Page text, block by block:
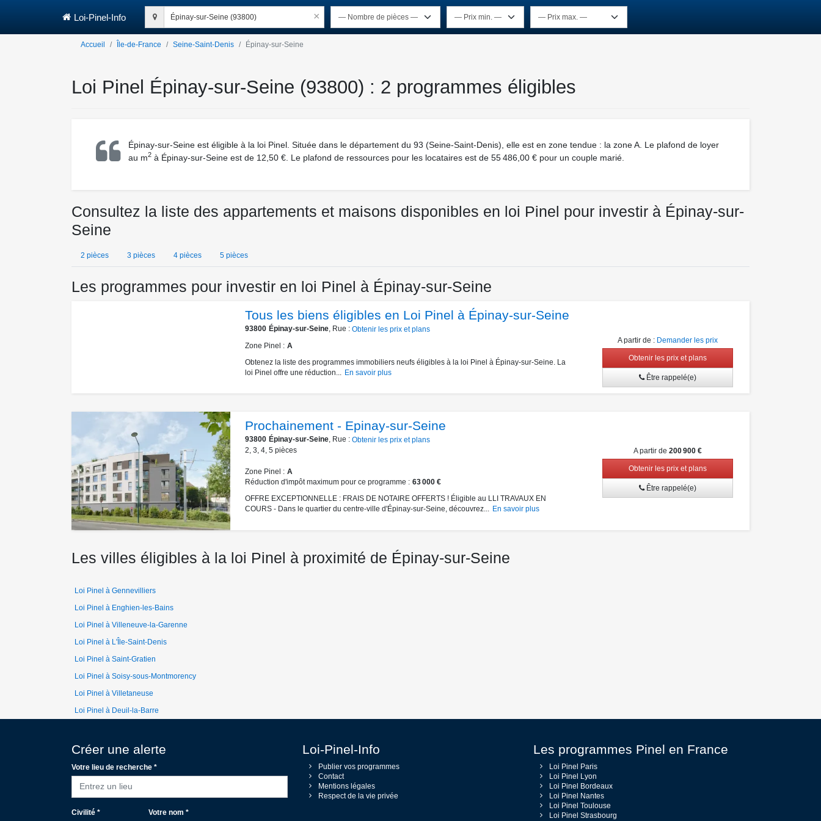
Loi-Pinel-Info Épinay-sur-Seine (93800) ×
Accueil Île-de-France Seine-Saint-Denis Épinay-sur-Seine
Loi Pinel Épinay-sur-Seine (93800) : 2 programmes éligibles
Épinay-sur-Seine est éligible à la loi Pinel. Située dans le département du 93 (Seine-Saint-Denis), elle est en zone tendue : la zone A. Le plafond de loyer
au m2à Épinay-sur-Seine est de 12,50 €. Le plafond de ressources pour les locataires est de 55 486,00 € pour un couple marié.
Consultez la liste des appartements et maisons disponibles en loi Pinel pour investir à Épinay-sur-
Seine
2 pièces 3 pièces 4 pièces 5 pièces
Les programmes pour investir en loi Pinel à Épinay-sur-Seine
Tous les biens éligibles en Loi Pinel à Épinay-sur-Seine
93800 Épinay-sur-Seine, Rue : Obtenir les prix et plans
Zone Pinel
A
Obtenez la liste des programmes immobiliers neufs éligibles à la loi Pinel à Épinay-sur-Seine. La
loi Pinel offre une réduction...
En savoir plus
A partir de : Demander les prix
Obtenir les prix et plans
Être rappelé(e)
Prochainement - Epinay-sur-Seine
93800 Épinay-sur-Seine, Rue : Obtenir les prix et plans
2 3 4, 5 pièces
Zone Pinel
A
Réduction d'impôt maximum pour ce programme
63 000 €
OFFRE EXCEPTIONNELLE : FRAIS DE NOTAIRE OFFERTS ! Éligible au LLI TRAVAUX EN
COURS - Dans le quartier du centre-ville d'Épinay-sur-Seine, découvrez...
En savoir plus
A partir de200 900 €
Obtenir les prix et plans
Être rappelé(e)
Les villes éligibles à la loi Pinel à proximité de Épinay-sur-Seine
Loi Pinel à Gennevilliers
Loi Pinel à Enghien-les-Bains
Loi Pinel à Villeneuve-la-Garenne
Loi Pinel à L'Île-Saint-Denis
Loi Pinel à Saint-Gratien
Loi Pinel à Soisy-sous-Montmorency
Loi Pinel à Villetaneuse
Loi Pinel à Deuil-la-Barre
Créer une alerte
Votre lieu de recherche *
Entrez un lieu
Civilité * Votre nom *
Loi-Pinel-Info
Publier vos programmes
Contact
Mentions légales
Respect de la vie privée
Les programmes Pinel en France
Loi Pinel Paris
Loi Pinel Lyon
Loi Pinel Bordeaux
Loi Pinel Nantes
Loi Pinel Toulouse
Loi Pinel Strasbourg